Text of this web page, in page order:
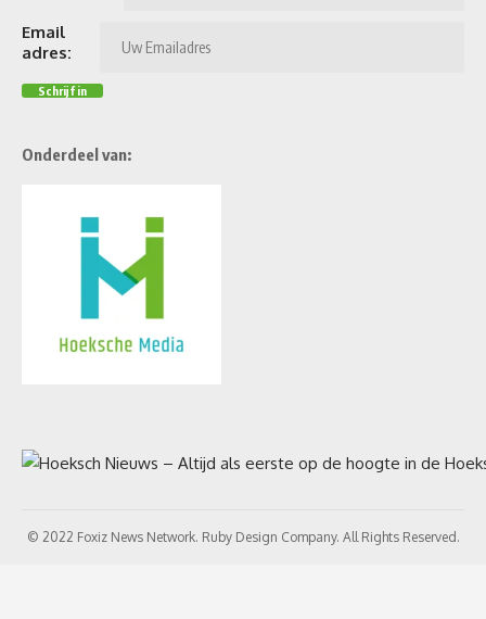
Email
adres:
Onderdeel van:
© 2022 Foxiz News Network. Ruby Design Company. All Rights Reserved.